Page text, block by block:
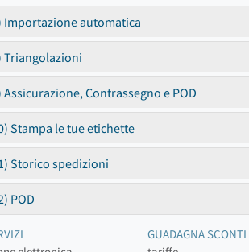
Importazione automatica
Triangolazioni
Assicurazione, Contrassegno e POD
Stampa le tue etichette
Storico spedizioni
POD
GUADAGNA SCONTI